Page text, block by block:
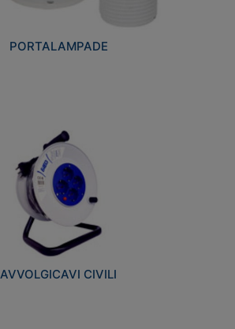
PORTALAMPADE
AVVOLGICAVI CIVILI